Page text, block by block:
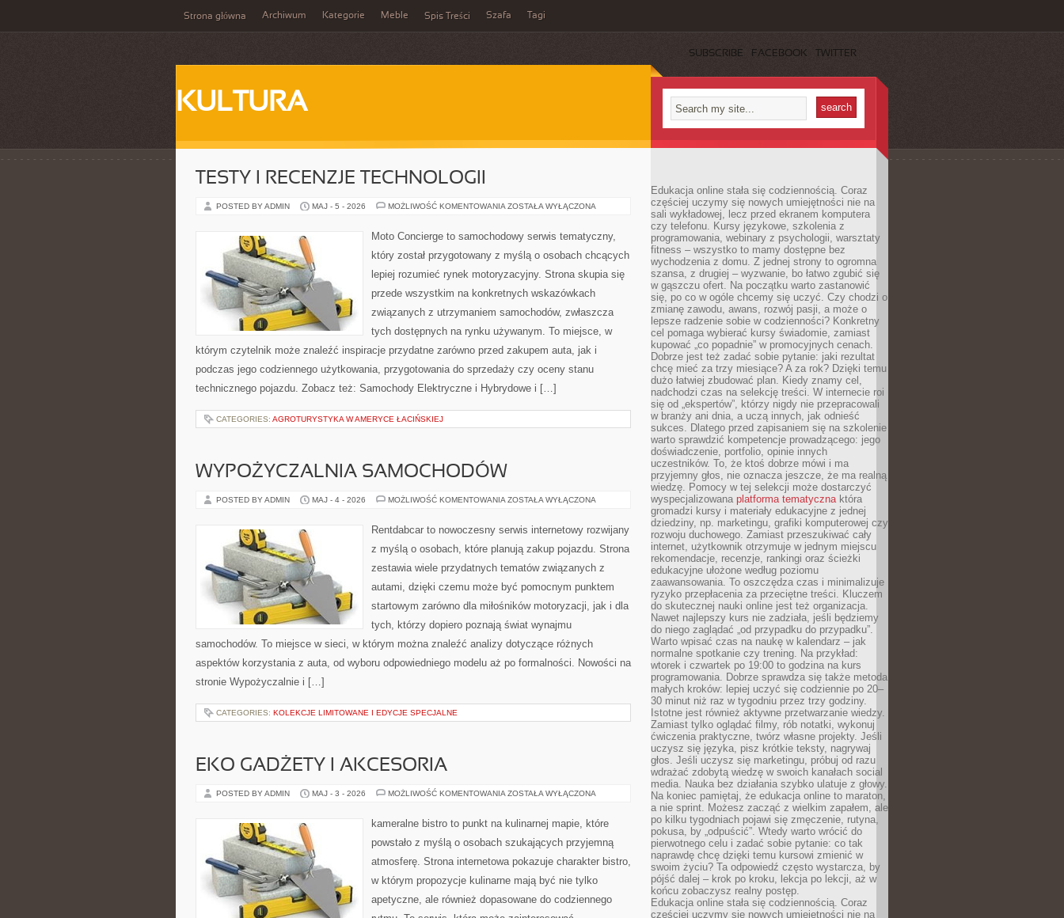
Strona główna Archiwum Kategorie Meble Spis Treści Szafa Tagi
SUBSCRIBE FACEBOOK TWITTER
KULTURA
TESTY I RECENZJE TECHNOLOGII
POSTED BY ADMIN MAJ - 5 - 2026 MOŻLIWOŚĆ KOMENTOWANIA TESTY
TECHNOLOGII
ZOSTAŁA WYŁĄCZONA
Moto Concierge to samochodowy serwis tematyczny,
który został przygotowany z myślą o osobach chcących
lepiej rozumieć rynek motoryzacyjny. Strona skupia się
przede wszystkim na konkretnych wskazówkach
związanych z utrzymaniem samochodów, zwłaszcza
tych dostępnych na rynku używanym. To miejsce, w
którym czytelnik może znaleźć inspiracje przydatne zarówno przed zakupem auta, jak i
podczas jego codziennego użytkowania, przygotowania do sprzedaży czy oceny stanu
technicznego pojazdu. Zobacz też: Samochody Elektryczne i Hybrydowe i […]
CATEGORIES: AGROTURYSTYKA W AMERYCE ŁACIŃSKIEJ
WYPOŻYCZALNIA SAMOCHODÓW
POSTED BY ADMIN MAJ - 4 - 2026 MOŻLIWOŚĆ KOMENTOWANIA WYPOŻYCZALNIA
ZOSTAŁA WYŁĄCZONA
Rentdabcar to nowoczesny serwis internetowy rozwijany
z myślą o osobach, które planują zakup pojazdu. Strona
zestawia wiele przydatnych tematów związanych z
autami, dzięki czemu może być pomocnym punktem
startowym zarówno dla miłośników motoryzacji, jak i dla
tych, którzy dopiero poznają świat wynajmu
samochodów. To miejsce w sieci, w którym można znaleźć analizy dotyczące różnych
aspektów korzystania z auta, od wyboru odpowiedniego modelu aż po formalności. Nowości na
stronie Wypożyczalnie i […]
CATEGORIES: KOLEKCJE LIMITOWANE I EDYCJE SPECJALNE
EKO GADŻETY I AKCESORIA
POSTED BY ADMIN MAJ - 3 - 2026 MOŻLIWOŚĆ KOMENTOWANIA EKO
AKCESORIA
ZOSTAŁA WYŁĄCZONA
kameralne bistro to punkt na kulinarnej mapie, które
powstało z myślą o osobach szukających przyjemną
atmosferę. Strona internetowa pokazuje charakter bistro,
w którym propozycje kulinarne mają być nie tylko
apetyczne, ale również dopasowane do codziennego
Edukacja online stała się codziennością. Coraz
częściej uczymy się nowych umiejętności nie na
sali wykładowej, lecz przed ekranem komputera
czy telefonu. Kursy językowe, szkolenia z
programowania, webinary z psychologii, warsztaty
fitness – wszystko to mamy dostępne bez
wychodzenia z domu. Z jednej strony to ogromna
szansa, z drugiej – wyzwanie, bo łatwo zgubić się
w gąszczu ofert. Na początku warto zastanowić
się, po co w ogóle chcemy się uczyć. Czy chodzi o
zmianę zawodu, awans, rozwój pasji, a może o
lepsze radzenie sobie w codzienności? Konkretny
cel pomaga wybierać kursy świadomie, zamiast
kupować „co popadnie” w promocyjnych cenach.
Dobrze jest też zadać sobie pytanie: jaki rezultat
chcę mieć za trzy miesiące? A za rok? Dzięki temu
dużo łatwiej zbudować plan. Kiedy znamy cel,
nadchodzi czas na selekcję treści. W internecie roi
się od „ekspertów”, którzy nigdy nie przepracowali
w branży ani dnia, a uczą innych, jak odnieść
sukces. Dlatego przed zapisaniem się na szkolenie
warto sprawdzić kompetencje prowadzącego: jego
doświadczenie, portfolio, opinie innych
uczestników. To, że ktoś dobrze mówi i ma
przyjemny głos, nie oznacza jeszcze, że ma realną
wiedzę. Pomocy w tej selekcji może dostarczyć
wyspecjalizowana platforma tematycznaktóra
gromadzi kursy i materiały edukacyjne z jednej
dziedziny, np. marketingu, grafiki komputerowej czy
rozwoju duchowego. Zamiast przeszukiwać cały
internet, użytkownik otrzymuje w jednym miejscu
rekomendacje, recenzje, rankingi oraz ścieżki
edukacyjne ułożone według poziomu
zaawansowania. To oszczędza czas i minimalizuje
ryzyko przepłacenia za przeciętne treści. Kluczem
do skutecznej nauki online jest też organizacja.
Nawet najlepszy kurs nie zadziała, jeśli będziemy
do niego zaglądać „od przypadku do przypadku”.
Warto wpisać czas na naukę w kalendarz – jak
normalne spotkanie czy trening. Na przykład:
wtorek i czwartek po 19:00 to godzina na kurs
programowania. Dobrze sprawdza się także metoda
małych kroków: lepiej uczyć się codziennie po 20–
30 minut niż raz w tygodniu przez trzy godziny.
Istotne jest również aktywne przetwarzanie wiedzy.
Zamiast tylko oglądać filmy, rób notatki, wykonuj
ćwiczenia praktyczne, twórz własne projekty. Jeśli
uczysz się języka, pisz krótkie teksty, nagrywaj
głos. Jeśli uczysz się marketingu, próbuj od razu
wdrażać zdobytą wiedzę w swoich kanałach social
media. Nauka bez działania szybko ulatuje z głowy.
Na koniec pamiętaj, że edukacja online to maraton,
a nie sprint. Możesz zacząć z wielkim zapałem, ale
po kilku tygodniach pojawi się zmęczenie, rutyna,
pokusa, by „odpuścić”. Wtedy warto wrócić do
pierwotnego celu i zadać sobie pytanie: co tak
naprawdę chcę dzięki temu kursowi zmienić w
swoim życiu? Ta odpowiedź często wystarcza, by
pójść dalej – krok po kroku, lekcja po lekcji, aż w
końcu zobaczysz realny postęp.
Edukacja online stała się codziennością. Coraz
częściej uczymy się nowych umiejętności nie na